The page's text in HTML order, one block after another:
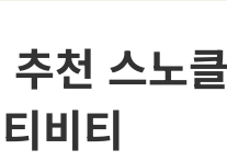
천 스노
비티